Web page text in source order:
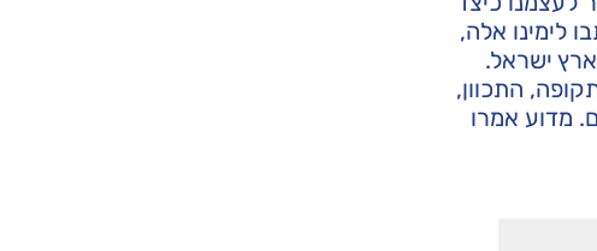
לימינו אלה,
ישראל.
התכוון,
מדוע אמרו